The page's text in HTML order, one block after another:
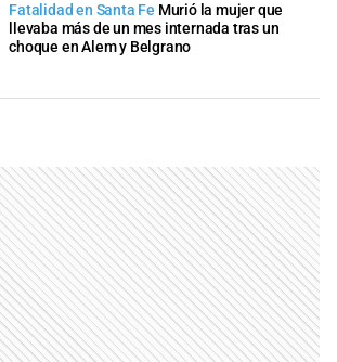
Fatalidad en Santa Fe Murió la mujer que
llevaba más de un mes internada tras un
choque en Alem y Belgrano